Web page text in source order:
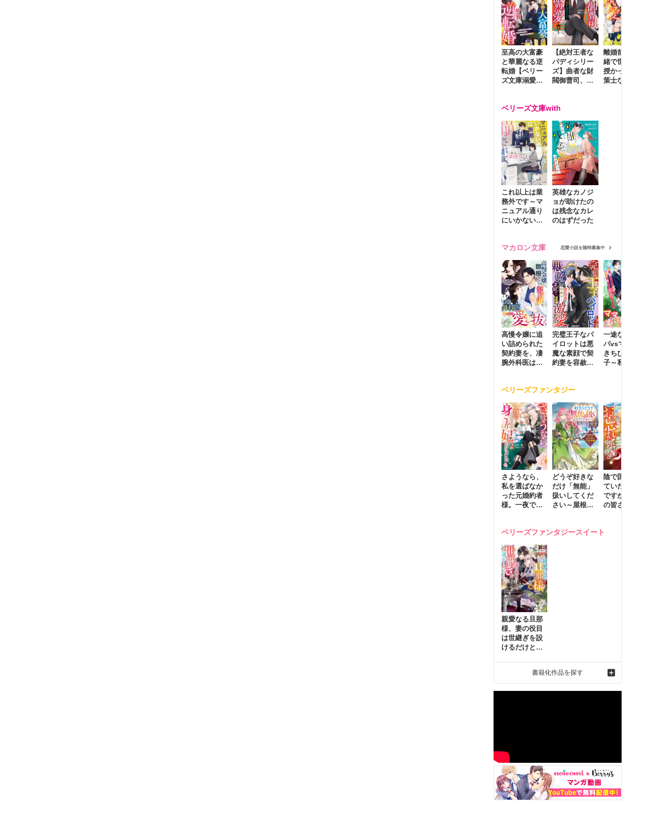
至高の大富豪
と華麗なる逆
転婚【ベリー
ズ文庫溺愛ア
【絶対王者な
バディシリー
ズ】曲者な財
閥御曹司、笑
激烈愛で貫く
離婚前夜に内
緒で世継ぎを
授かったら～
策士な御曹司
ベリーズ文庫with
これ以上は業
務外です～マ
ニュアル通り
にいかない彼
英雄なカノジ
ョが助けたの
は残念なカレ
のはずだった
マカロン文庫 恋愛小説を随時募集中
高慢令嬢に追
い詰められた
契約妻を、凄
腕外科医はこ
完璧王子なパ
イロットは悪
魔な素顔で契
約妻を容赦な
一途な社長パ
パvsママ大好
きちびっこ息
子～私を捨て
ベリーズファンタジー
さようなら、
私を選ばなか
った元婚約者
様。一夜で大
ました２
どうぞ好きな
だけ「無能」
扱いしてくだ
さい～屋根裏
動かす万能令
陰で国を支え
ていたのは私
ですが、王家
の皆さんお忘
れ才女の辺境
ベリーズファンタジースイート
親愛なる旦那
様、妻の役目
は世継ぎを設
けるだけと聞
れ才女の幸せ
な結婚～2
書籍化作品を探す